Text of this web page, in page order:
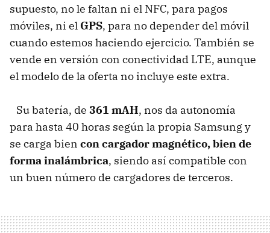
supuesto, no le faltan ni el NFC, para pagos
móviles, ni el GPS, para no depender del móvil
cuando estemos haciendo ejercicio. También se
vende en versión con conectividad LTE, aunque
el modelo de la oferta no incluye este extra.
Su batería, de 361 mAH, nos da autonomía
para hasta 40 horas según la propia Samsung y
se carga bien con cargador magnético, bien de
forma inalámbrica, siendo así compatible con
un buen número de cargadores de terceros.